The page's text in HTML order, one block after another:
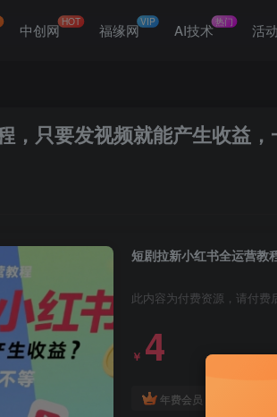
中创网 HOT 福缘网VIP AI技术热门 活
，只要发视频就能产生收益
短剧拉新小红书全运营教
此内容为付费资源，请付费
￥ 4
年费会员